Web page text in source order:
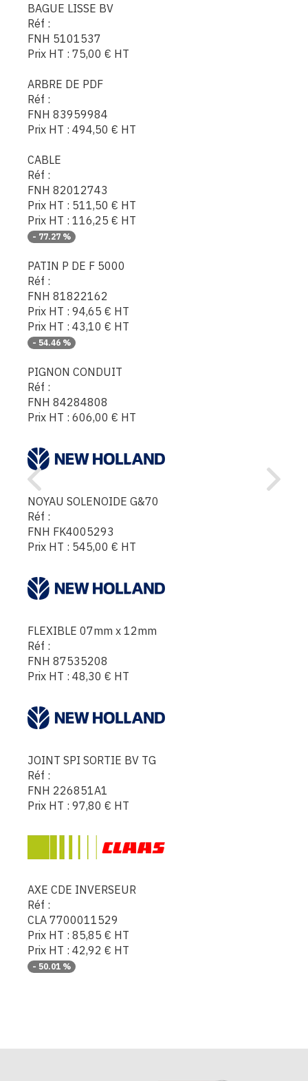
BAGUE LISSE BV
Réf :
FNH 5101537
Prix HT : 75,00 € HT
ARBRE DE PDF
Réf :
FNH 83959984
Prix HT : 494,50 € HT
CABLE
Réf :
FNH 82012743
Prix HT : 511,50 € HT
Prix HT : 116,25 € HT
- 77.27 %
PATIN P DE F 5000
Réf :
FNH 81822162
Prix HT : 94,65 € HT
Prix HT : 43,10 € HT
- 54.46 %
PIGNON CONDUIT
Réf :
FNH 84284808
Prix HT : 606,00 € HT
NOYAU SOLENOIDE G&70
Réf :
FNH FK4005293
Prix HT : 545,00 € HT
FLEXIBLE 07mm x 12mm
Réf :
FNH 87535208
Prix HT : 48,30 € HT
JOINT SPI SORTIE BV TG
Réf :
FNH 226851A1
Prix HT : 97,80 € HT
AXE CDE INVERSEUR
Réf :
CLA 7700011529
Prix HT : 85,85 € HT
Prix HT : 42,92 € HT
- 50.01 %